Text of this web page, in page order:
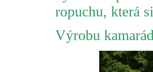
ropuchu, která
Výrobu